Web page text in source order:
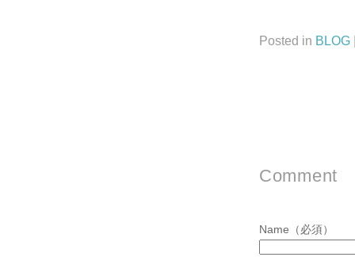
Posted in BLOG
Comment
Name（必須）